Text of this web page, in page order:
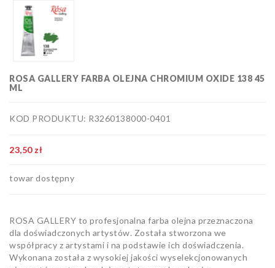
plastyczne
Flamastry,
markery i
zakreślacze
szablony
Artykuły
Pozostałe
ROSA GALLERY FARBA OLEJNA CHROMIUM OXIDE 138 45
ML
KOD PRODUKTU: R3260138000-0401
23,50 zł
towar dostępny
ROSA GALLERY to profesjonalna farba olejna przeznaczona
dla doświadczonych artystów. Została stworzona we
współpracy z artystami i na podstawie ich doświadczenia.
Wykonana została z wysokiej jakości wyselekcjonowanych